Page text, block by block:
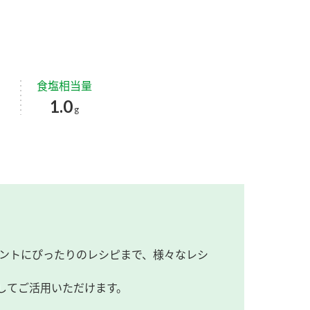
食塩相当量
1.0 g
トにぴったりのレシピまで、様々なレシ
ご活用いただけます。